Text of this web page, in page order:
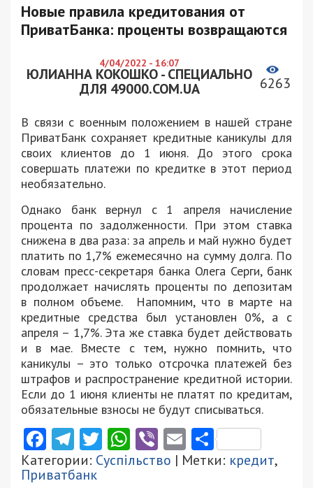
Новые правила кредитования от
ПриватБанка: проценты возвращаются
4/04/2022 - 16:07
ЮЛИАННА КОКОШКО - СПЕЦИАЛЬНО
ДЛЯ 49000.COM.UA
6263
В связи с военным положением в нашей стране
ПриватБанк сохраняет кредитные каникулы для
своих клиентов до 1 июня. До этого срока
совершать платежи по кредитке в этот период
необязательно.
Однако банк вернул с 1 апреля начисление
процента по задолженности. При этом ставка
снижена в два раза: за апрель и май нужно будет
платить по 1,7% ежемесячно на сумму долга. По
словам пресс-секретаря банка Олега Серги, банк
продолжает начислять проценты по депозитам
в полном объеме. Напомним, что в марте на
кредитные средства был установлен 0%, а с
апреля – 1,7%. Эта же ставка будет действовать
и в мае. Вместе с тем, нужно помнить, что
каникулы – это только отсрочка платежей без
штрафов и распространение кредитной истории.
Если до 1 июня клиенты не платят по кредитам,
обязательные взносы не будут списываться.
Facebook
Telegram
Twitter
WhatsApp
ViberEmail
Категории: Суспільство | Метки: кредит,
Приватбанк